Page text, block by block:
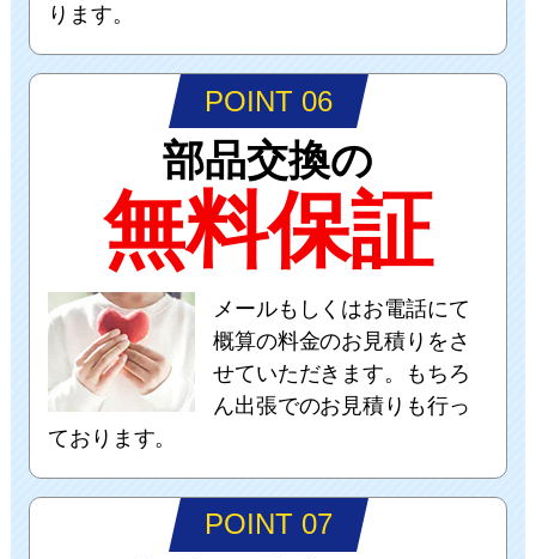
ります。
POINT 06
部品交換の
無料保証
メールもしくはお電話にて
概算の料金のお見積りをさ
せていただきます。もちろ
ん出張でのお見積りも行っ
ております。
POINT 07